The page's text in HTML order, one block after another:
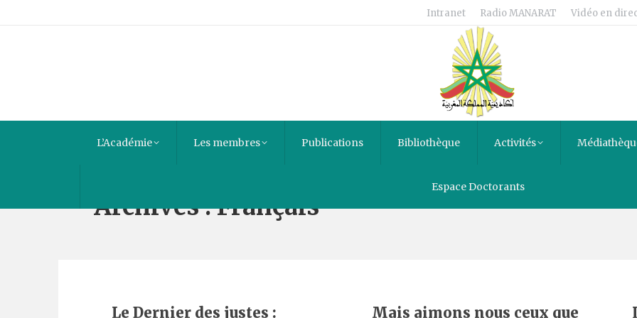
Intranet Radio MANARAT Vidéo en
L’Académie Les membres Publications Bibliothèque Activités
Espace Doctorants
Archives :Français
Le Dernier des justes :
Mais aimons nous ceux que